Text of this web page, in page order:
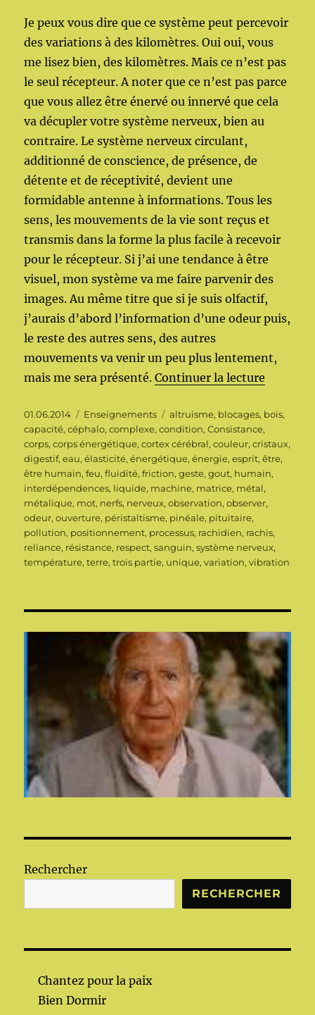
Je peux vous dire que ce système peut percevoir
des variations à des kilomètres. Oui oui, vous
me lisez bien, des kilomètres. Mais ce n’est pas
le seul récepteur. A noter que ce n’est pas parce
que vous allez être énervé ou innervé que cela
va décupler votre système nerveux, bien au
contraire. Le système nerveux circulant,
additionné de conscience, de présence, de
détente et de réceptivité, devient une
formidable antenne à informations. Tous les
sens, les mouvements de la vie sont reçus et
transmis dans la forme la plus facile à recevoir
pour le récepteur. Si j’ai une tendance à être
visuel, mon système va me faire parvenir des
images. Au même titre que si je suis olfactif,
j’aurais d’abord l’information d’une odeur puis,
le reste des autres sens, des autres
mouvements va venir un peu plus lentement,
mais me sera présenté.Continuer la lecture
Publié
le
01.06.2014 Catégories
Enseignements Étiquettes
altruisme, blocages, bois,
capacité,céphalo,complexe,condition,Consistance,
corps,corps énergétique,cortex cérébral,couleur,cristaux,
digestif,eau,élasticité,énergétique,énergie,esprit,être,
être humain,feu,fluidité,friction,geste,gout, humain,
interdépendences, liquide, machine, matrice, métal,
métalique, mot, nerfs, nerveux,observation,observer,
odeur,ouverture, péristaltisme, pinéale, pituitaire,
pollution, positionnement, processus, rachidien, rachis,
reliance, résistance, respect,sanguin,système nerveux,
température,terre,trois partie, unique,variation,vibration
Rechercher
RECHERCHER
Chantez pour la paix
Bien Dormir